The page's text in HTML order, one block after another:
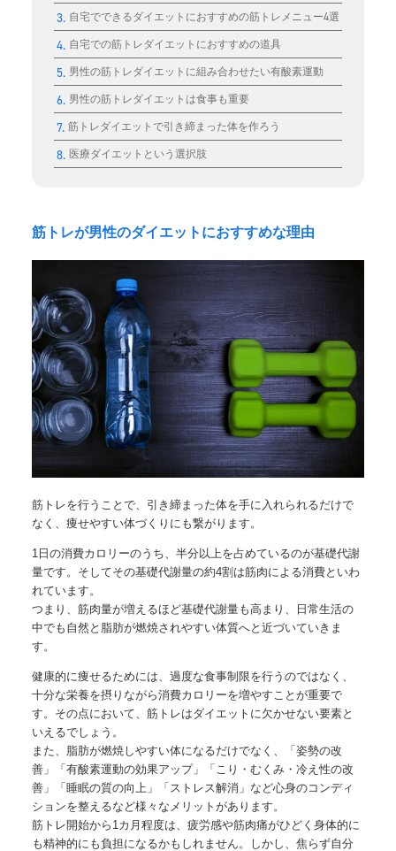
自宅でできるダイエットにおすすめの筋トレメニュー4選
自宅での筋トレダイエットにおすすめの道具
男性の筋トレダイエットに組み合わせたい有酸素運動
男性の筋トレダイエットは食事も重要
筋トレダイエットで引き締まった体を作ろう
医療ダイエットという選択肢
筋トレが男性のダイエットにおすすめな理由
筋トレを行うことで、引き締まった体を手に入れられるだけで
なく、痩せやすい体づくりにも繋がります。
1日の消費カロリーのうち、半分以上を占めているのが基礎代謝
量です。そしてその基礎代謝量の約4割は筋肉による消費といわ
れています。
つまり、 筋肉量が増えるほど基礎代謝量も高まり、日常生活の
中でも 自然と脂肪が燃焼されやすい体質へと近づいていきま
す。
健康的に痩せるためには、過度な食事制限を行うのではなく、
十分な栄養を摂りながら消費カロリーを増やすことが重要で
す。その点において、筋トレはダイエットに欠かせない要素と
いえるでしょう。
また、脂肪が燃焼しやすい体になるだけでなく、
「姿勢の改
善」「有酸素運動の効果アップ」「こり・むくみ・冷え性の改
善」「睡眠の質の向上」「ストレス解消」 など心身のコンディ
ションを整えるなど様々なメリットがあります。
筋トレ開始から1カ月程度は、疲労感や筋肉痛がひどく身体的に
も精神的にも負担になるかもしれません。しかし、焦らず自分